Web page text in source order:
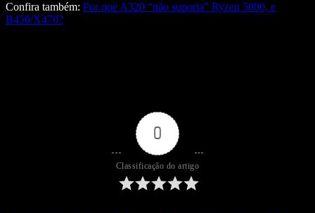
Confira também: Por que A320 “não suporta” Ryzen 5000, e
B450/X470?
0
Classificação do artigo